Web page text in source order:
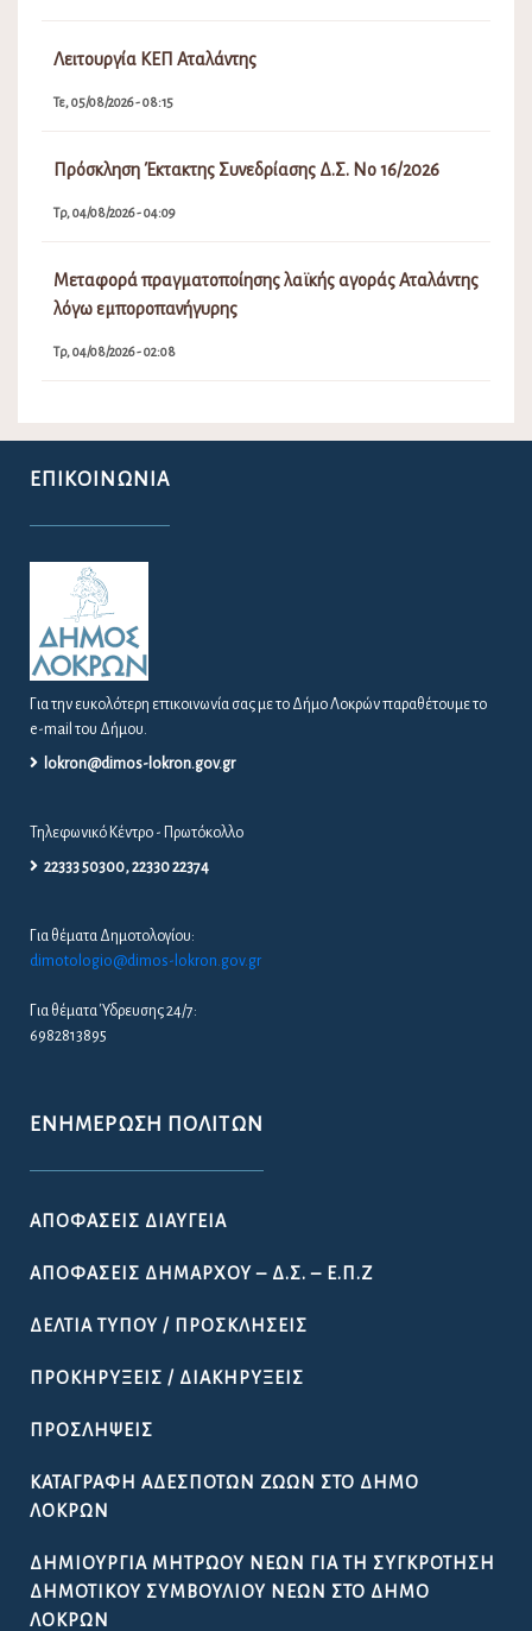
Λειτουργία ΚΕΠ Αταλάντης
Τε, 05/08/2026 - 08:15
Πρόσκληση Έκτακτης Συνεδρίασης Δ.Σ. Νο 16/2026
Τρ, 04/08/2026 - 04:09
Μεταφορά πραγματοποίησης λαϊκής αγοράς Αταλάντης
λόγω εμποροπανήγυρης
Τρ, 04/08/2026 - 02:08
ΕΠΙΚΟΙΝΩΝΊΑ
Για την ευκολότερη επικοινωνία σας με το Δήμο Λοκρών παραθέτουμε το
e-mail του Δήμου.
lokron@dimos-lokron.gov.gr
Τηλεφωνικό Κέντρο - Πρωτόκολλο
22333 50300, 22330 22374
Για θέματα Δημοτολογίου:
dimotologio@dimos-lokron.gov.gr
Για θέματα Ύδρευσης 24/7:
6982813895
ΕΝΗΜΈΡΩΣΗ ΠΟΛΙΤΏΝ
ΑΠΟΦΆΣΕΙΣ ΔΙΑΎΓΕΙΑ
ΑΠΟΦΆΣΕΙΣ ΔΗΜΆΡΧΟΥ – Δ.Σ. – Ε.Π.Ζ
ΔΕΛΤΊΑ ΤΎΠΟΥ / ΠΡΟΣΚΛΉΣΕΙΣ
ΠΡΟΚΗΡΎΞΕΙΣ / ΔΙΑΚΗΡΎΞΕΙΣ
ΠΡΟΣΛΉΨΕΙΣ
ΚΑΤΑΓΡΑΦΉ ΑΔΈΣΠΟΤΩΝ ΖΏΩΝ ΣΤΟ ΔΉΜΟ
ΛΟΚΡΏΝ
ΔΗΜΙΟΥΡΓΊΑ ΜΗΤΡΏΟΥ ΝΈΩΝ ΓΙΑ ΤΗ ΣΥΓΚΡΌΤΗΣΗ
ΔΗΜΟΤΙΚΟΎ ΣΥΜΒΟΥΛΊΟΥ ΝΈΩΝ ΣΤΟ ΔΉΜΟ
ΛΟΚΡΏΝ